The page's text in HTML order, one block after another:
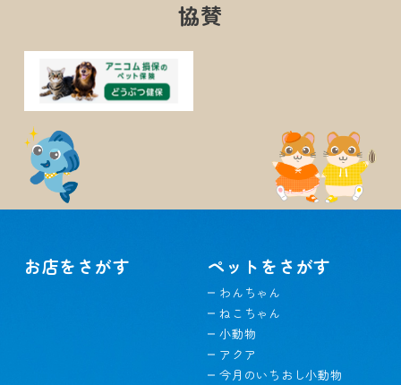
協賛
お店をさがす ペットをさがす
わんちゃん
ねこちゃん
小動物
アクア
今月のいちおし小動物